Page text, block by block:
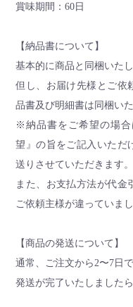
賞味期間：60日
【納品書について】
基本的に商品と同梱いたし
但し、お届け先様とご依
品書及び明細書は同梱い
※納品書をご希望の場
望』の旨をご記入いただ
送りさせていただきます。
また、お支払方法が代金
ご依頼主様が違っていま
【商品の発送について】
通常、ご注文から2〜7日
発送が完了いたしました